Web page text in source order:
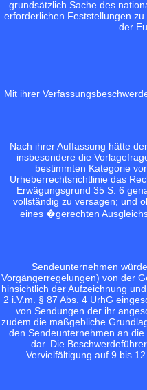
grundsätzlich Sache des
erforderlichen Feststellungen
der
Mit ihrer
Nach ihrer Auffassung hätte
insbesondere die
bestimmten Kategorie
Urheberrechtsrichtlinie das
Erwägungsgrund 35 S. 6
vollständig zu versagen; und
eines �gerechten
Sendeunternehmen
Vorgängerregelungen) von der
hinsichtlich der Aufzeichnung
2 i.V.m. § 87 Abs. 4 UrhG
von Sendungen der ihr
zudem die maßgebliche
den Sendeunternehmen an
dar. Die
Vervielfältigung auf 9 bis